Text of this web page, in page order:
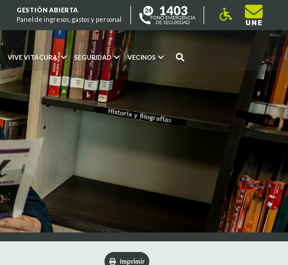
GESTIÓN ABIERTA
Panel de ingresos, gastos y personal
VIVE VITACURA SEGURIDAD VECINOS
Imprimir